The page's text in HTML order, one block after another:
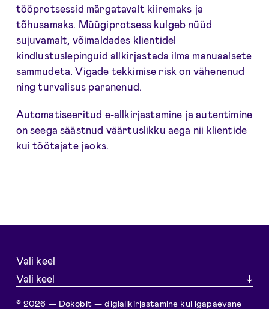
tööprotsessid märgatavalt kiiremaks ja
tõhusamaks. Müügiprotsess kulgeb nüüd
sujuvamalt, võimaldades klientidel
kindlustuslepinguid allkirjastada ilma manuaalsete
sammudeta. Vigade tekkimise risk on vähenenud
ning turvalisus paranenud.
Automatiseeritud e-allkirjastamine ja autentimine
on seega säästnud väärtuslikku aega nii klientide
kui töötajate jaoks.
Vali keel
Vali keel
© 2026 — Dokobit — digiallkirjastamine kui igapäevane